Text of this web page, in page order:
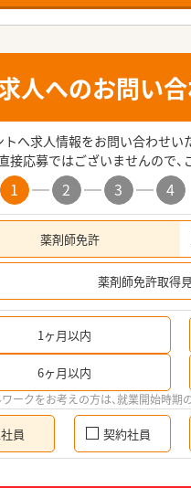
人へのお問い
へ求人情報をお問い合わせい
接応募ではございませんので、
1 2 3 4
薬剤師免許
薬剤師免許取得見
1ヶ月以内
6ヶ月以内
ークをお考えの方は、就業開始時期
員 契約社員